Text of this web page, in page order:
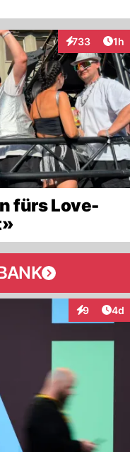
733
Interaktionen
1h
fürs Love-
9 4d